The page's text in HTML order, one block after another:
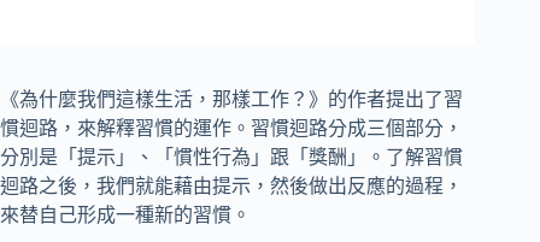
《為什麼我們這樣生活，那樣工作？》的作者提出了習
慣迴路，來解釋習慣的運作。習慣迴路分成三個部分，
分別是「提示」、「慣性行為」跟「獎酬」。了解習慣
迴路之後，我們就能藉由提示，然後做出反應的過程，
來替自己形成一種新的習慣。